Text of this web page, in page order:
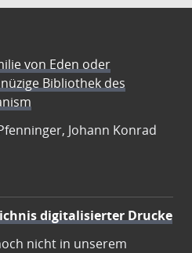
von Eden oder
Bibliothek des
Johann Konrad
digitalisierter Drucke
nicht in unserem